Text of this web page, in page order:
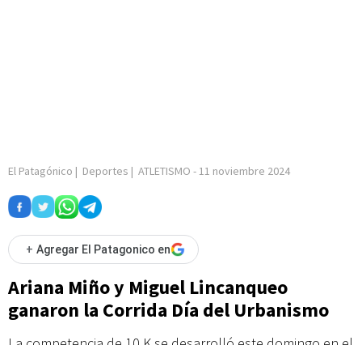
El Patagónico | Deportes | ATLETISMO - 11 noviembre 2024
+ Agregar El Patagonico en
Ariana Miño y Miguel Lincanqueo
ganaron la Corrida Día del Urbanismo